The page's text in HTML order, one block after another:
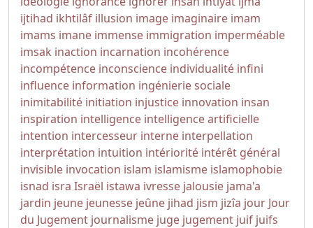
ijtihad ikhtilâf illusion image imaginaire imam
imams imane immense immigration imperméable
imsak inaction incarnation incohérence
incompétence inconscience individualité infini
influence information ingénierie sociale
inimitabilité initiation injustice innovation insan
inspiration intelligence intelligence artificielle
intention intercesseur interne interpellation
interprétation intuition intériorité intérêt général
invisible invocation islam islamisme islamophobie
isnad isra Israël istawa ivresse jalousie jama'a
jardin jeune jeunesse jeûne jihad jism jizîa jour Jour
du Jugement journalisme juge jugement juif juifs